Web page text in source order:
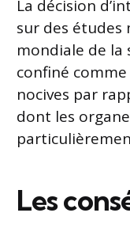
La décision
sur des
mondiale de la
confiné
nocives par
dont les
Les